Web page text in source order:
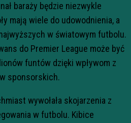
baraży będzie niezwykle
mają wiele do udowodnienia, a
w światowym futbolu.
do Premier League może być
funtów dzięki wpływom z
sponsorskich.
wywołała skojarzenia z
w futbolu. Kibice